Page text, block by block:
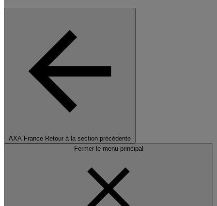
AXA France Retour à la section précédente
Fermer le menu principal